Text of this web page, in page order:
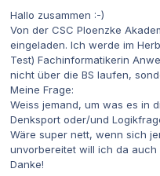
Hallo zusammen :-)
Von der CSC Ploenzke
eingeladen. Ich werde im
Test) Fachinformatikerin
nicht über die BS laufen,
Meine Frage:
Weiss jemand, um was es in
Denksport oder/und
Wäre super nett, wenn sich
unvorbereitet will ich da auch
Danke!